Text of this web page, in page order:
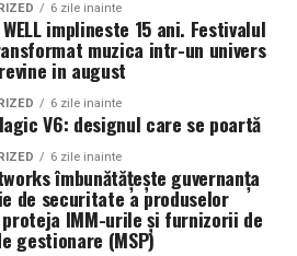
6 zile inainte
WELL implineste 15 ani. Festivalul
muzica intr-un univers
in august
6 zile inainte
V6: designul care se poartă
6 zile inainte
îmbunătățește guvernanța
de securitate a produselor
IMM-urile și furnizorii de
gestionare (MSP)